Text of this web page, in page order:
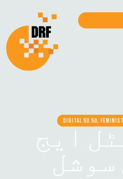
DIGITAL 50.50,
ایج
سوشل